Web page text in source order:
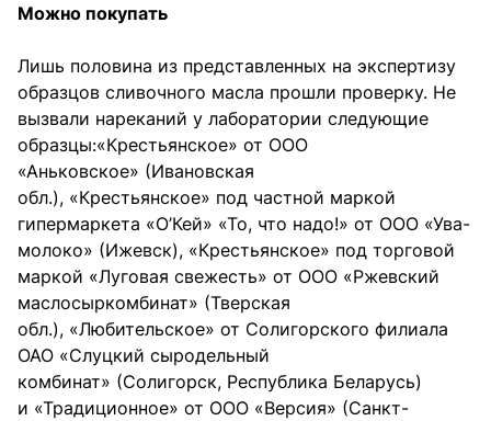
Можно покупать
Лишь половина из представленных на экспертизу
образцов сливочного масла прошли проверку. Не
вызвали нареканий у лаборатории следующие
образцы:«Крестьянское» от ООО
«Аньковское» (Ивановская
обл.), «Крестьянское» под частной маркой
гипермаркета «О’Кей» «То, что надо!» от ООО «Ува-
молоко» (Ижевск), «Крестьянское» под торговой
маркой «Луговая свежесть» от ООО «Ржевский
маслосыркомбинат» (Тверская
обл.), «Любительское» от Солигорского филиала
ОАО «Слуцкий сыродельный
комбинат» (Солигорск, Республика Беларусь)
и «Традиционное» от ООО «Версия» (Санкт-